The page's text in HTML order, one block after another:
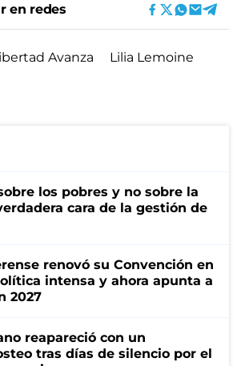
en redes
Avanza
Lilia Lemoine
los pobres y no sobre la
cara de la gestión de
renovó su Convención en
intensa y ahora apunta a
2027
reapareció con un
tras días de silencio por el